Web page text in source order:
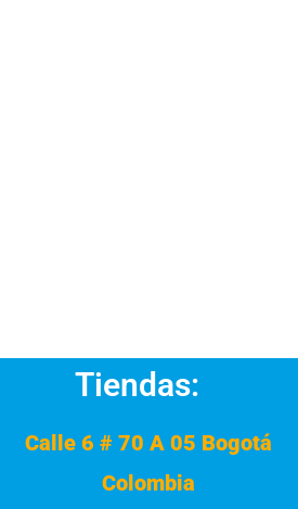
Tiendas:
Calle 6 # 70 A 05 Bogotá
Colombia